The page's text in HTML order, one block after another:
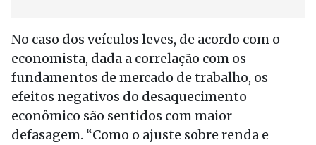
No caso dos veículos leves, de acordo com o
economista, dada a correlação com os
fundamentos de mercado de trabalho, os
efeitos negativos do desaquecimento
econômico são sentidos com maior
defasagem. “Como o ajuste sobre renda e